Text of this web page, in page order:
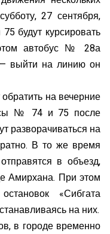
27 сентября,
будут курсировать
автобус № 28а
выйти на линию он
на вечерние
№ 74 и 75 после
разворачиваться на
В то же время
в объезд,
Амирхана. При этом
«Сибгата
на них.
в городе временно